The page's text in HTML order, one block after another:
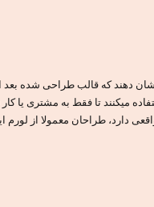
دهند که قالب طراحی شده بعد
میکنند تا فقط به مشتری یا
دارد، طراحان معمولا از لورم